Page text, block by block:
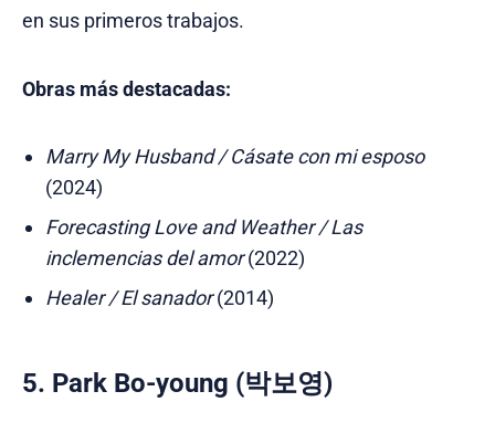
en sus primeros trabajos.
Obras más destacadas:
Marry My Husband / Cásate con mi esposo
(2024)
Forecasting Love and Weather / Las
inclemencias del amor(2022)
Healer / El sanador(2014)
5. Park Bo-young (박보영)